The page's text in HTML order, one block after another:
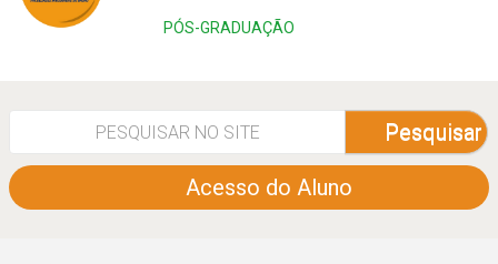
PÓS-GRADUAÇÃO
Pesquisar
Acesso do Aluno